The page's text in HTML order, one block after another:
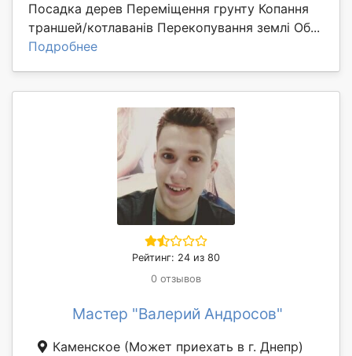
Посадка дерев Переміщення грунту Копання
траншей/котлаванів Перекопування землі Об...
Подробнее
Рейтинг: 24 из 80
0 отзывов
Мастер "Валерий Андросов"
Каменское (Может приехать в г. Днепр)